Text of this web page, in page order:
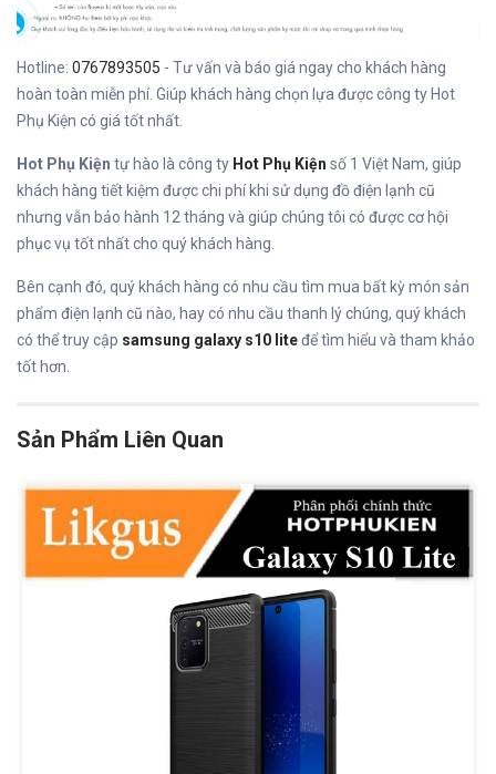
Hotline: 0767893505 - Tư vấn và báo giá ngay cho khách hàng
hoàn toàn miễn phí. Giúp khách hàng chọn lựa được công ty Hot
Phụ Kiện có giá tốt nhất.
Hot Phụ Kiện tự hào là công ty Hot Phụ Kiện số 1 Việt Nam, giúp
khách hàng tiết kiệm được chi phí khi sử dụng đồ điện lạnh cũ
nhưng vẫn bảo hành 12 tháng và giúp chúng tôi có được cơ hội
phục vụ tốt nhất cho quý khách hàng.
Bên cạnh đó, quý khách hàng có nhu cầu tìm mua bất kỳ món sản
phẩm điện lạnh cũ nào, hay có nhu cầu thanh lý chúng, quý khách
có thể truy cập samsung galaxy s10 liteđể tìm hiểu và tham khảo
tốt hơn.
Sản Phẩm Liên Quan